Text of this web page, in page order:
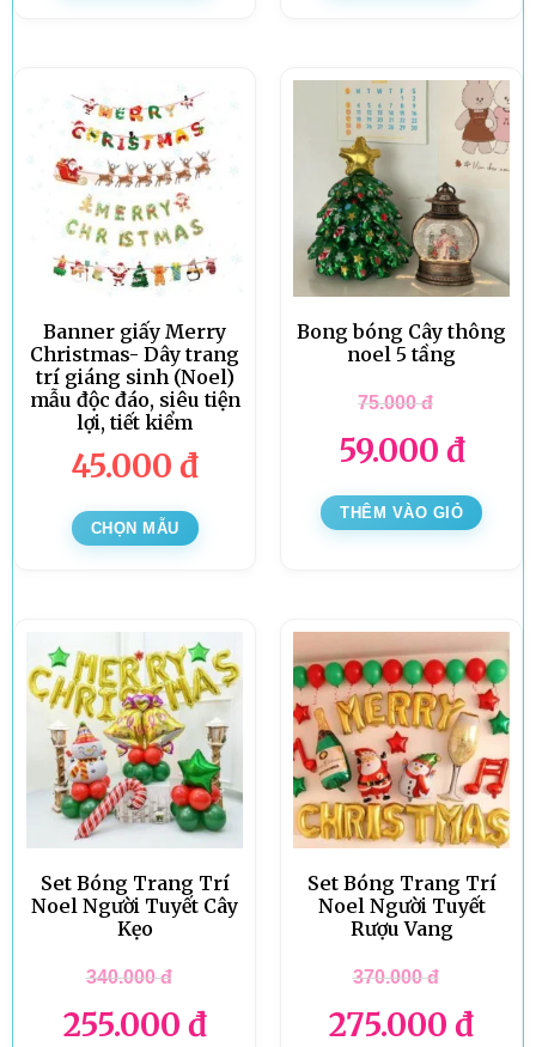
Banner giấy Merry
Christmas- Dây trang
trí giáng sinh (Noel)
mẫu độc đáo, siêu tiện
lợi, tiết kiểm
45.000 đ
CHỌN MẪU
Bong bóng Cây thông
noel 5 tầng
75.000đ
59.000 đ
THÊM VÀO GIỎ
Set Bóng Trang Trí
Noel Người Tuyết Cây
Kẹo
340.000đ
255.000 đ
Set Bóng Trang Trí
Noel Người Tuyết
Rượu Vang
370.000đ
275.000 đ